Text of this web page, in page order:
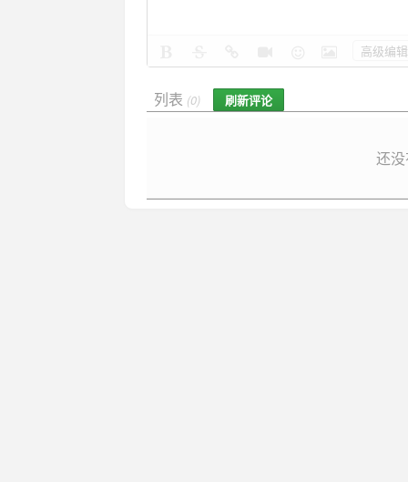
高级编辑
列表 (0) 刷新评论
还